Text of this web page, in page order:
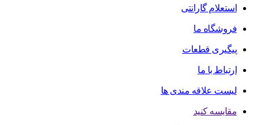
استعلام گارانتی
فروشگاه ما
پیگیری قطعات
ارتباط با ما
لیست علاقه مندی ها
مقایسه کنید